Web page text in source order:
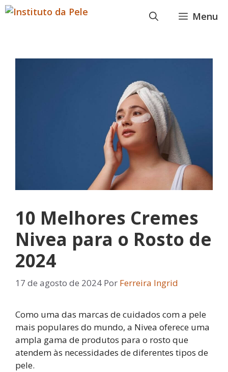
Pular
para
Menu
10 Melhores Cremes
Nivea para o Rosto de
2024
17 de agosto de 2024 Por Ferreira Ingrid
Como uma das marcas de cuidados com a pele
mais populares do mundo, a Nivea oferece uma
ampla gama de produtos para o rosto que
atendem às necessidades de diferentes tipos de
pele.